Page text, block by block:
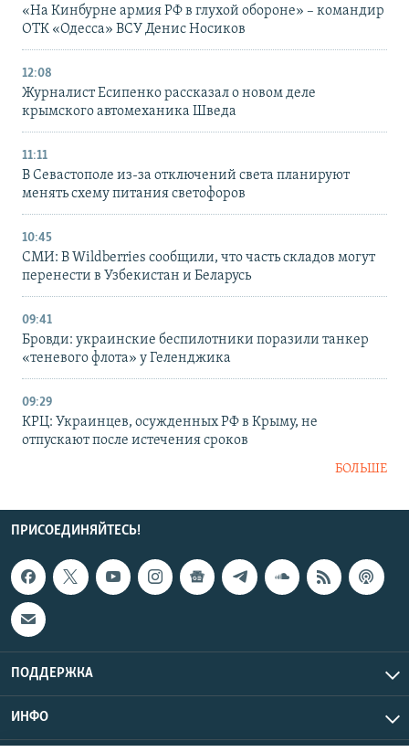
«На Кинбурне армия РФ в глухой обороне» – командир
ОТК «Одесса» ВСУ Денис Носиков
12:08
Журналист Есипенко рассказал о новом деле
крымского автомеханика Шведа
11:11
В Севастополе из-за отключений света планируют
менять схему питания светофоров
10:45
СМИ: В Wildberries сообщили, что часть складов могут
перенести в Узбекистан и Беларусь
09:41
Бровди: украинские беспилотники поразили танкер
«теневого флота» у Геленджика
09:29
КРЦ: Украинцев, осужденных РФ в Крыму, не
отпускают после истечения сроков
БОЛЬШЕ
ПРИСОЕДИНЯЙТЕСЬ!
ПОДДЕРЖКА
ИНФО